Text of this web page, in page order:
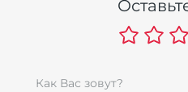
Как Вас зовут?